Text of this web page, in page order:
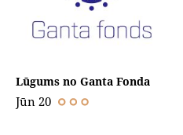
Lūgums no Ganta Fonda
Jūn 20